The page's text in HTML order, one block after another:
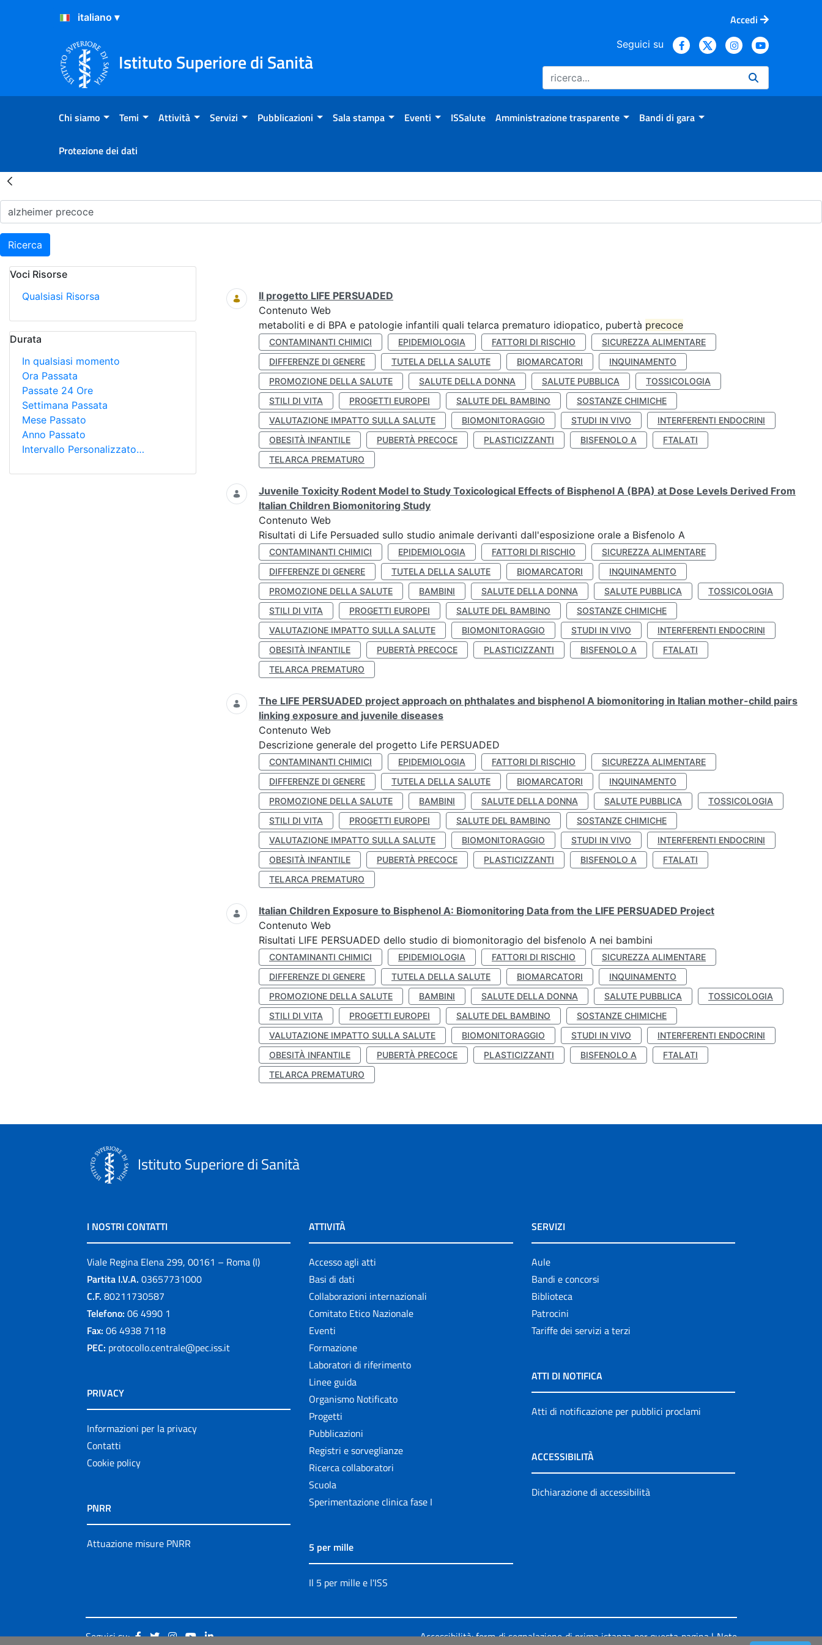
Salta al Contenuto
Salta al Footer
Accedi
Istituto Superiore di Sanità
Seguici su
Chi siamo Temi Attività Servizi Pubblicazioni Sala stampa Eventi ISSalute Amministrazione trasparente Bandi di gara
Protezione dei dati
Risultati della Ricerca - Home
Ricerca
Voci Risorse
Qualsiasi Risorsa
Durata
In qualsiasi momento
Ora Passata
Passate 24 Ore
Settimana Passata
Mese Passato
Anno Passato
Intervallo Personalizzato…
Ricerca
Il progetto LIFE PERSUADED
Contenuto Web
metaboliti e di BPA e patologie infantili quali telarca prematuro idiopatico, pubertà precoce
CONTAMINANTI CHIMICI EPIDEMIOLOGIA FATTORI DI RISCHIO
SICUREZZA ALIMENTARE
DIFFERENZE DI GENERE
TUTELA DELLA SALUTE BIOMARCATORI
INQUINAMENTO
PROMOZIONE DELLA SALUTE
SALUTE DELLA DONNA SALUTE PUBBLICA
TOSSICOLOGIA
STILI DI VITA
PROGETTI EUROPEI SALUTE DEL BAMBINO
SOSTANZE CHIMICHE
VALUTAZIONE IMPATTO SULLA SALUTE
BIOMONITORAGGIO STUDI IN VIVO
INTERFERENTI ENDOCRINI
OBESITÀ INFANTILE
PUBERTÀ PRECOCE PLASTICIZZANTI BISFENOLO A
FTALATI
TELARCA PREMATURO
Juvenile Toxicity Rodent Model to Study Toxicological Effects of Bisphenol A (BPA) at Dose Levels Derived From
Italian Children Biomonitoring Study
Contenuto Web
Risultati di Life Persuaded sullo studio animale derivanti dall'esposizione orale a Bisfenolo A
CONTAMINANTI CHIMICI EPIDEMIOLOGIA FATTORI DI RISCHIO
SICUREZZA ALIMENTARE
DIFFERENZE DI GENERE
TUTELA DELLA SALUTE BIOMARCATORI
INQUINAMENTO
PROMOZIONE DELLA SALUTE
BAMBINI SALUTE DELLA DONNA SALUTE PUBBLICA
TOSSICOLOGIA
STILI DI VITA
PROGETTI EUROPEI SALUTE DEL BAMBINO
SOSTANZE CHIMICHE
VALUTAZIONE IMPATTO SULLA SALUTE
BIOMONITORAGGIO STUDI IN VIVO
INTERFERENTI ENDOCRINI
OBESITÀ INFANTILE
PUBERTÀ PRECOCE PLASTICIZZANTI BISFENOLO A
FTALATI
TELARCA PREMATURO
The LIFE PERSUADED project approach on phthalates and bisphenol A biomonitoring in Italian mother-child pairs
linking exposure and juvenile diseases
Contenuto Web
Descrizione generale del progetto Life PERSUADED
CONTAMINANTI CHIMICI EPIDEMIOLOGIA FATTORI DI RISCHIO
SICUREZZA ALIMENTARE
DIFFERENZE DI GENERE
TUTELA DELLA SALUTE BIOMARCATORI
INQUINAMENTO
PROMOZIONE DELLA SALUTE
BAMBINI SALUTE DELLA DONNA SALUTE PUBBLICA
TOSSICOLOGIA
STILI DI VITA
PROGETTI EUROPEI SALUTE DEL BAMBINO
SOSTANZE CHIMICHE
VALUTAZIONE IMPATTO SULLA SALUTE
BIOMONITORAGGIO STUDI IN VIVO
INTERFERENTI ENDOCRINI
OBESITÀ INFANTILE
PUBERTÀ PRECOCE PLASTICIZZANTI BISFENOLO A
FTALATI
TELARCA PREMATURO
Italian Children Exposure to Bisphenol A: Biomonitoring Data from the LIFE PERSUADED Project
Contenuto Web
Risultati LIFE PERSUADED dello studio di biomonitoragio del bisfenolo A nei bambini
CONTAMINANTI CHIMICI EPIDEMIOLOGIA FATTORI DI RISCHIO
SICUREZZA ALIMENTARE
DIFFERENZE DI GENERE
TUTELA DELLA SALUTE BIOMARCATORI
INQUINAMENTO
PROMOZIONE DELLA SALUTE
BAMBINI SALUTE DELLA DONNA SALUTE PUBBLICA
TOSSICOLOGIA
STILI DI VITA
PROGETTI EUROPEI SALUTE DEL BAMBINO
SOSTANZE CHIMICHE
VALUTAZIONE IMPATTO SULLA SALUTE
BIOMONITORAGGIO STUDI IN VIVO
INTERFERENTI ENDOCRINI
OBESITÀ INFANTILE
PUBERTÀ PRECOCE PLASTICIZZANTI BISFENOLO A
FTALATI
TELARCA PREMATURO
Istituto Superiore di Sanità
I NOSTRI CONTATTI
Viale Regina Elena 299, 00161 – Roma (I)
Partita I.V.A. 03657731000
C.F. 80211730587
Telefono: 06 4990 1
Fax: 06 4938 7118
PEC: protocollo.centrale@pec.iss.it
PRIVACY
Informazioni per la privacy
Contatti
Cookie policy
PNRR
Attuazione misure PNRR
ATTIVITÀ
Accesso agli atti
Basi di dati
Collaborazioni internazionali
Comitato Etico Nazionale
Eventi
Formazione
Laboratori di riferimento
Linee guida
Organismo Notificato
Progetti
Pubblicazioni
Registri e sorveglianze
Ricerca collaboratori
Scuola
Sperimentazione clinica fase I
5 per mille
Il 5 per mille e l'ISS
SERVIZI
Aule
Bandi e concorsi
Biblioteca
Patrocini
Tariffe dei servizi a terzi
ATTI DI NOTIFICA
Atti di notificazione per pubblici proclami
ACCESSIBILITÀ
Dichiarazione di accessibilità
Seguici su: Accessibilità: form di segnalazione di prima istanza per questa pagina|Note